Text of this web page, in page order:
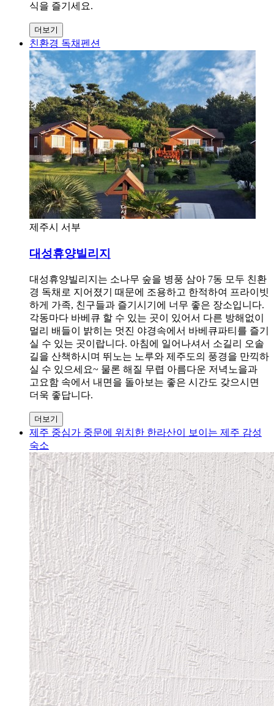
식을 즐기세요.
더보기
친환경 독채펜션
제주시 서부
대성휴양빌리지
대성휴양빌리지는 소나무 숲을 병풍 삼아 7동 모두 친환
경 독채로 지어졌기 때문에 조용하고 한적하여 프라이빗
하게 가족, 친구들과 즐기시기에 너무 좋은 장소입니다.
각동마다 바베큐 할 수 있는 곳이 있어서 다른 방해없이
멀리 배들이 밝히는 멋진 야경속에서 바베큐파티를 즐기
실 수 있는 곳이랍니다. 아침에 일어나셔서 소길리 오솔
길을 산책하시며 뛰노는 노루와 제주도의 풍경을 만끽하
실 수 있으세요~ 물론 해질 무렵 아름다운 저녁노을과
고요함 속에서 내면을 돌아보는 좋은 시간도 갖으시면
더욱 좋답니다.
더보기
제주 중심가 중문에 위치한 한라산이 보이는 제주 감성
숙소